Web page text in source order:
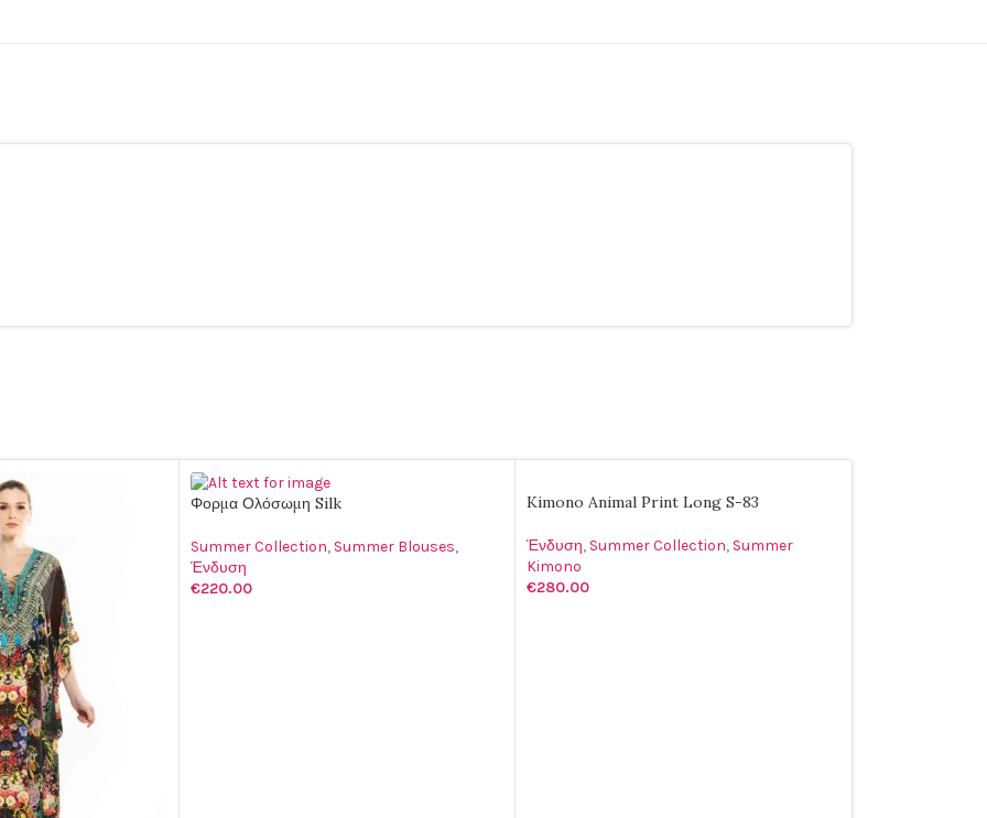
Φορμα Ολόσωμη Silk
Summer Collection, Summer Blouses,
Ένδυση
€220.00
Kimono Animal Print Long S-83
Ένδυση, Summer Collection, Summer
Kimono
€280.00